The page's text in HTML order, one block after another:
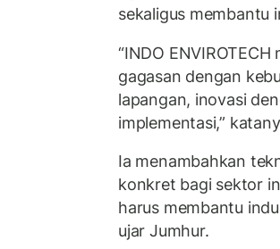
sekaligus membantu
“INDO
gagasan dengan
lapangan, inovasi
implementasi,”
Ia menambahkan
konkret bagi sektor
harus membantu
ujar Jumhur.